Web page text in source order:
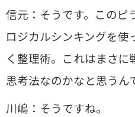
信元：そうです。このピ
ロジカルシンキングを使
く整理術。これはまさ
思考法なのかなと思うん
川嶋：そうですね。